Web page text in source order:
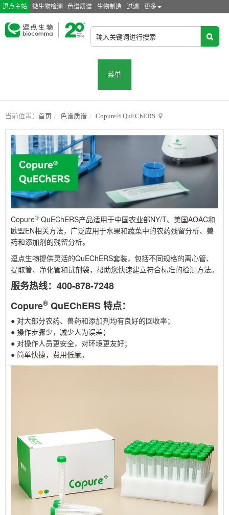
逗点主站 微生物检测 色谱质谱 生物制造 过滤 更多
菜单
当前位置： 首页 色谱质谱 Copure® QuEChERS
Copure® QuEChERS产品适用于中国农业部NY/T、美国AOAC和
欧盟EN相关方法，广泛应用于水果和蔬菜中的农药残留分析、兽
药和添加剂的残留分析。
逗点生物提供灵活的QuEChERS套装，包括不同规格的离心管、
提取管、净化管和试剂袋，帮助您快速建立符合标准的检测方法。
服务热线：400-878-7248
Copure® QuEChERS 特点：
● 对大部分农药、兽药和添加剂均有良好的回收率；
● 操作步骤少，减少人为误差；
● 对操作人员更安全，对环境更友好；
● 简单快捷，费用低廉。